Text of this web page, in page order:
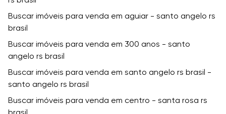
Buscar imóveis para venda em aguiar - santo angelo rs
brasil
Buscar imóveis para venda em 300 anos - santo
angelo rs brasil
Buscar imóveis para venda em santo angelo rs brasil -
santo angelo rs brasil
Buscar imóveis para venda em centro - santa rosa rs